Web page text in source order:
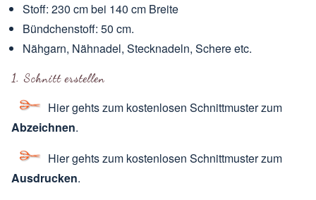
Stoff: 230 cm bei 140 cm Breite
Bündchenstoff: 50 cm.
Nähgarn, Nähnadel, Stecknadeln, Schere etc.
1. Schnitt erstellen
Hier gehts zum kostenlosen Schnittmusterzum
Abzeichnen.
Hier gehts zum kostenlosen Schnittmusterzum
Ausdrucken.